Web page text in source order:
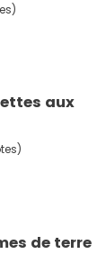
aux
de terre